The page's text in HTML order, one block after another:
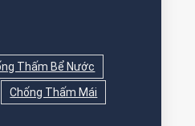
Thấm Bể Nước
Chống Thấm Mái